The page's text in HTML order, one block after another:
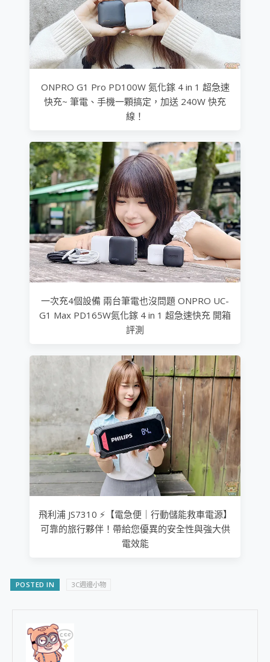
ONPRO G1 Pro PD100W 氮化鎵 4 in 1 超急速
快充~ 筆電、手機一顆搞定，加送 240W 快充
線！
一次充4個設備 兩台筆電也沒問題 ONPRO UC-
G1 Max PD165W氮化鎵 4 in 1 超急速快充 開箱
評測
飛利浦 JS7310 ⚡【電急便｜行動儲能救車電源】
可靠的旅行夥伴！帶給您優異的安全性與強大供
電效能
POSTED IN 3C週邊小物